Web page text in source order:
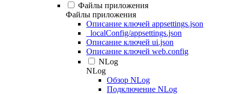
Файлы приложения
Файлы приложения
Описание ключей appsettings.json
_localConfig/appsettings.json
Описание ключей ui.json
Описание ключей web.config
NLog
NLog
Обзор NLog
Подключение NLog